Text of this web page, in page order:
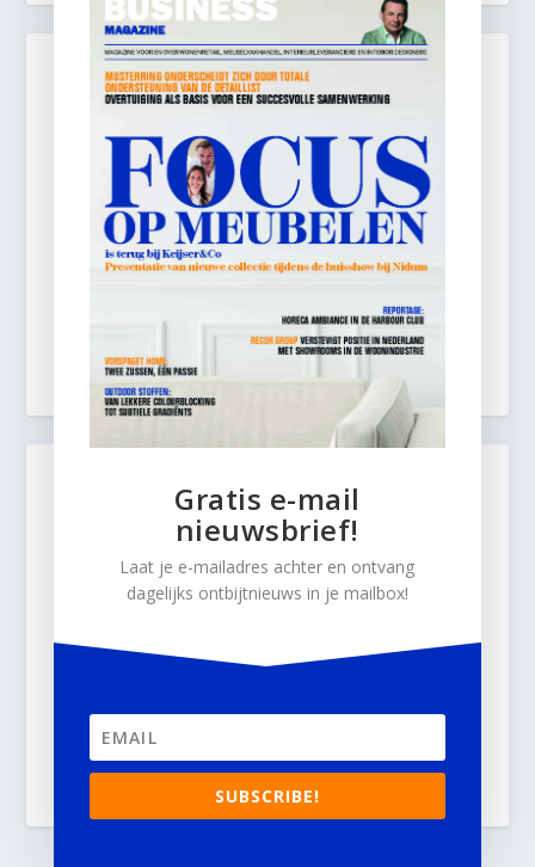
Gratis e-mail
nieuwsbrief!
Laat je e-mailadres achter en ontvang
dagelijks ontbijtnieuws in je mailbox!
SUBSCRIBE!